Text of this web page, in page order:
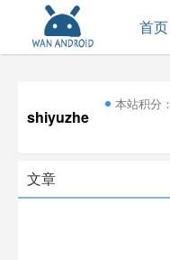
首页
shiyuzhe
本站积分：
文章